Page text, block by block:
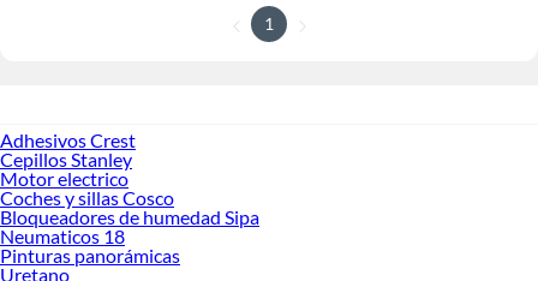
1
Adhesivos Crest
Cepillos Stanley
Motor electrico
Coches y sillas Cosco
Bloqueadores de humedad Sipa
Neumaticos 18
Pinturas panorámicas
Uretano